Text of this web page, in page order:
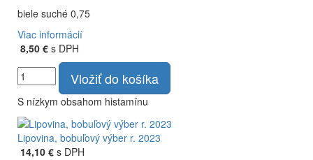
biele suché 0,75
Viac informácií
8,50 € s DPH
Vložiť do košíka
S nízkym obsahom histamínu
Lipovina, bobuľový výber r. 2023
14,10 € s DPH